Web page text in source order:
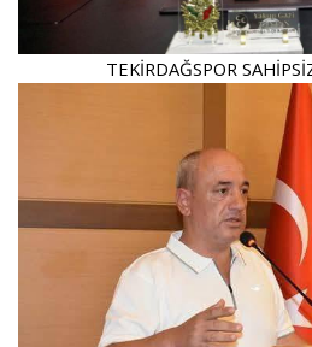
TEKİRDAĞSPOR